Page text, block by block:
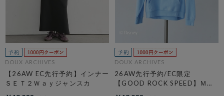
DOUX ARCHIVES
【26AW EC先行予約】インナー
ＳＥＴ２Ｗａｙジャンスカ
DOUX ARCHIVES
26AW先行予約/EC限定
【GOOD ROCK SPEED】ＭＩ